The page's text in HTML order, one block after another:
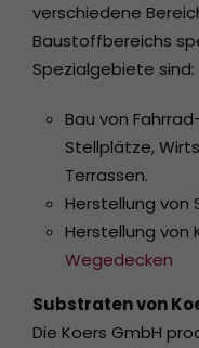
verschiedene
Baustoffbereichs
Spezialgebiete sind:
Bau von
Stellplätze,
Terrassen.
Herstellung von
Herstellung von
Wegedecken
Substraten von
Die Koers GmbH